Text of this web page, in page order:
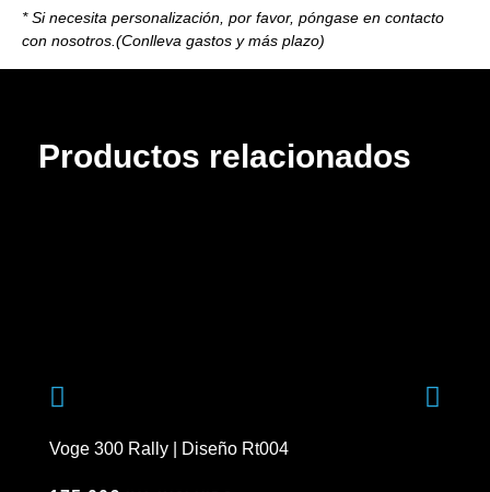
* Si necesita personalización, por favor, póngase en contacto
con nosotros.(Conlleva gastos y más plazo)
Productos relacionados
Voge 300 Rally | Diseño Rt004